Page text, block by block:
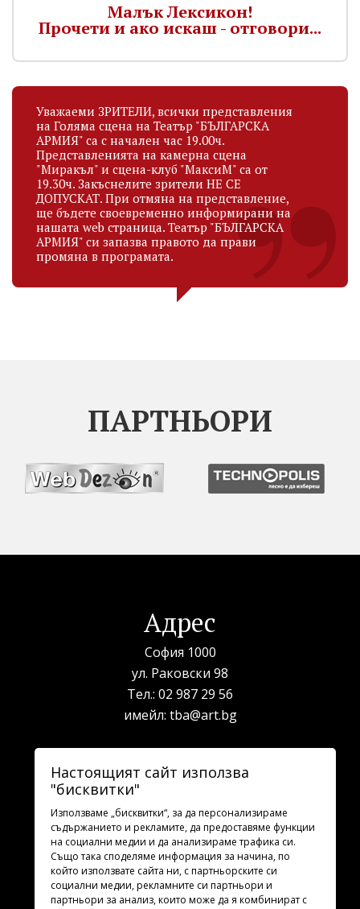
Малък Лексикон!
Прочети и ако искаш - отговори...
Уважаеми ЗРИТЕЛИ, всички представления
на Голяма сцена на Театър "БЪЛГАРСКА
АРМИЯ" са с начален час 19.00ч.
Представленията на камерна сцена
"Миракъл" и сцена-клуб "МаксиМ" са от
19.30ч. Закъснелите зрители НЕ СЕ
ДОПУСКАТ. При отмяна на представление,
ще бъдете своевременно информирани на
нашата web страница. Театър "БЪЛГАРСКА
АРМИЯ" си запазва правото да прави
промяна в програмата.
ПАРТНЬОРИ
Адрес
София 1000
ул. Раковски 98
Тел.: 02 987 29 56
имейл: tba@art.bg
Билетна каса
телефон:
рабoтно време: 10:00 - 19:30
Последвайте ни
Настоящият сайт използва
"бисквитки"
Използваме „бисквитки“, за да персонализираме
съдържанието и рекламите, да предоставяме функции
на социални медии и да анализираме трафика си.
Също така споделяме информация за начина, по
който използвате сайта ни, с партньорските си
социални медии, рекламните си партньори и
партньори за анализ, които може да я комбинират с